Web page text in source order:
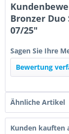
Bronzer
07/25"
Sagen Sie Ihre
Bewertung
Ähnliche Artikel
Kunden kauften